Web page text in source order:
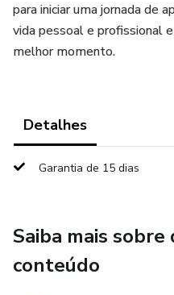
para iniciar uma jornada de
vida pessoal e profissional
melhor momento.
Detalhes
Garantia de 15 dias
Saiba mais sobre
conteúdo